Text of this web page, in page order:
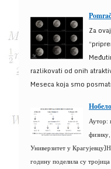
Za
razlikovati od onih
Meseca koja smo
Аутор:
Универзитет у
годину поделила су